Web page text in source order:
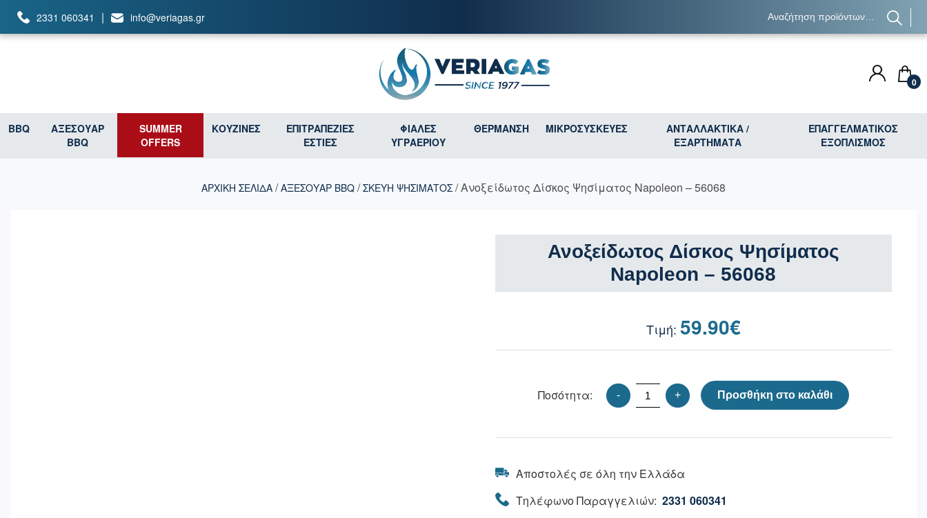
2331 060341 | info@veriagas.gr
0
BBQ
ΑΞΕΣΟΥΑΡ
BBQ
SUMMER
OFFERS
ΚΟΥΖΙΝΕΣ
ΕΠΙΤΡΑΠΕΖΙΕΣ
ΕΣΤΙΕΣ
ΦΙΑΛΕΣ
ΥΓΡΑΕΡΙΟΥ
ΘΕΡΜΑΝΣΗ ΜΙΚΡΟΣΥΣΚΕΥΕΣ
ΑΝΤΑΛΛΑΚΤΙΚΑ /
ΕΞΑΡΤΗΜΑΤΑ
ΕΠΑΓΓΕΛΜΑΤΙΚΟΣ
ΕΞΟΠΛΙΣΜΟΣ
ΑΡΧΙΚΉ ΣΕΛΊΔΑ /ΑΞΕΣΟΥΑΡ BBQ /ΣΚΕΥΗ ΨΗΣΙΜΑΤΟΣ / Ανοξείδωτος Δίσκος Ψησίματος Napoleon – 56068
Ανοξείδωτος Δίσκος Ψησίματος
Napoleon – 56068
59.90€
Ποσότητα: - + Προσθήκη στο καλάθι
Αποστολές σε όλη την Ελλάδα
Τηλέφωνο Παραγγελιών: 2331 060341